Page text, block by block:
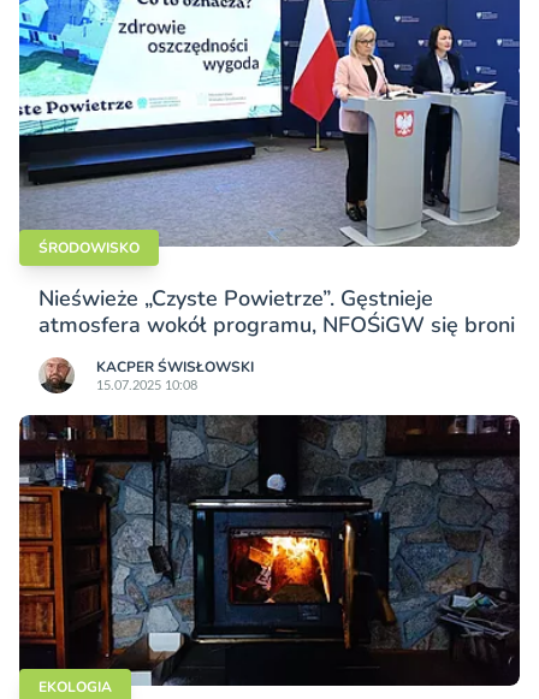
ŚRODOWISKO
Nieświeże „Czyste Powietrze”. Gęstnieje
atmosfera wokół programu, NFOŚiGW się broni
KACPER ŚWISŁO­WSKI
15.07.2025 10:08
EKOLOGIA